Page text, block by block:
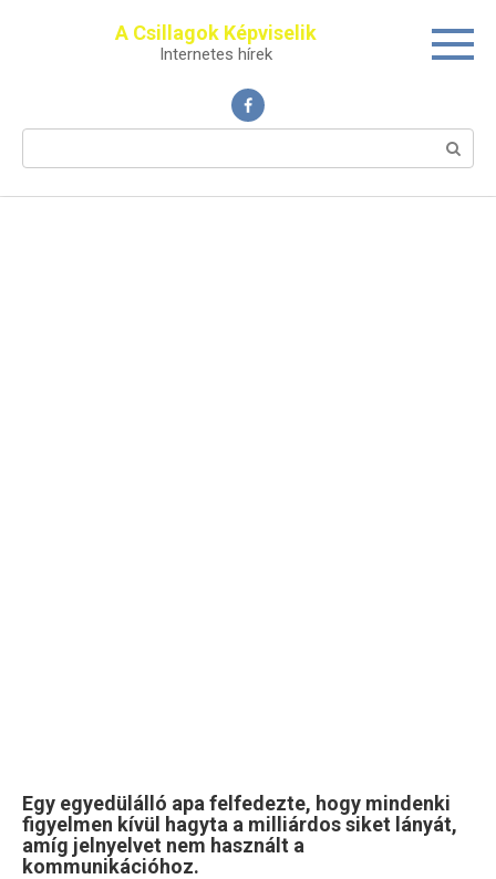
A Csillagok Képviselik
Internetes hírek
Поиск:
Egy egyedülálló apa felfedezte, hogy mindenki
figyelmen kívül hagyta a milliárdos siket lányát,
amíg jelnyelvet nem használt a
kommunikációhoz.